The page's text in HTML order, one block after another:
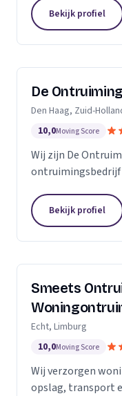
Bekijk profiel
De
Den Haag, Zuid-
10,0Moving Score
Wij zijn De
ontruimingsbedrijf
Bekijk profiel
Smeets
Echt, Limburg
10,0Moving Score
Wij verzorgen
opslag, transport